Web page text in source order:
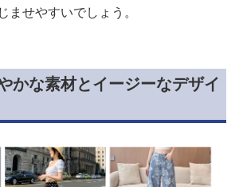
ませやすいでしょう。
かな素材とイージーなデザイ